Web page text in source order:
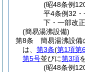
(昭48条例
平4条例32
下・一部改
(簡易湯沸設備)
第8条
簡易湯沸設備
は、 第3条(第1項第
第5号並びに第3項
(昭48条例